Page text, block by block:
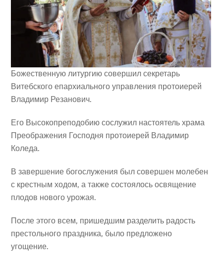
Божественную литургиюсовершил секретарь
Витебского епархиального управления протоиерей
Владимир Резанович.
Его Высокопреподобию сослужил настоятель храма
Преображения Господня протоиерей Владимир
Коледа.
В завершение богослужения был совершен молебен
с крестным ходом, а также состоялось освящение
плодов нового урожая.
После этого всем, пришедшим разделить радость
престольного праздника, было предложено
угощение.